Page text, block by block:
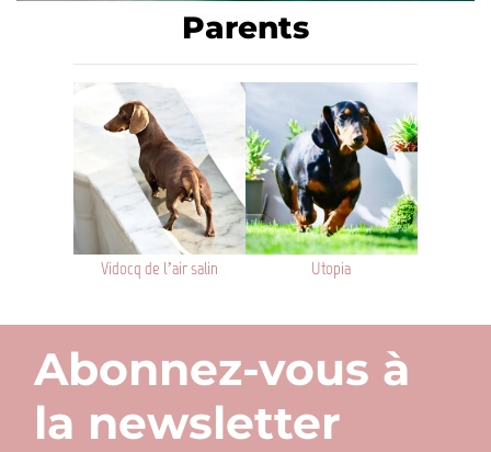
Parents
Vidocq de l’air salin Utopia
Abonnez-vous à
la newsletter